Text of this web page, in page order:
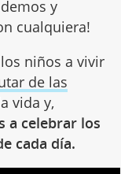
y
cualquiera!
niños a vivir
de las
vida y,
a celebrar los
cada día.